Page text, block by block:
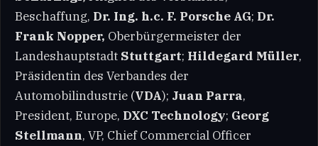
Beschaffung, Dr. Ing. h.c. F. Porsche AG; Dr.
Frank Nopper, Oberbürgermeister der
Landeshauptstadt Stuttgart; Hildegard Müller,
Präsidentin des Verbandes der
Automobilindustrie (VDA); Juan Parra,
President, Europe, DXC Technology; Georg
Stellmann, VP, Chief Commercial Officer